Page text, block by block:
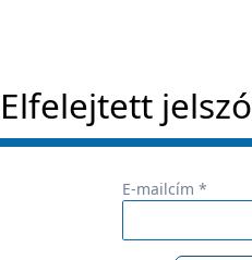
Elfelejtett jelszó
E-mailcím *